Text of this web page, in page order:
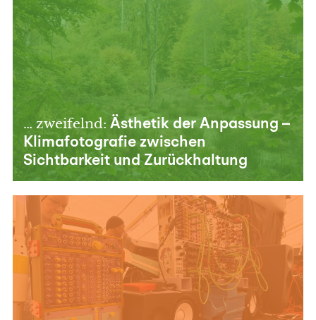
… zweifelnd: Ästhetik der Anpassung –
Klimafotografie zwischen
Sichtbarkeit und Zurückhaltung